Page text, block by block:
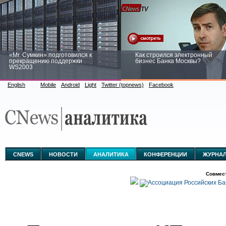
«Mr. Сумкин» подготовился к
прекращению поддержки
WS2003
Как строился электронный
бизнес Банка Москвы?
аналитике
English Mobile Android Light Twitter (topnews) Facebook
CNEWS НОВОСТИ АНАЛИТИКА КОНФЕРЕНЦИИ